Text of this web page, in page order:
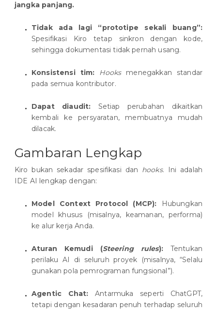
jangka panjang.
Tidak ada lagi “prototipe sekali buang”:
Spesifikasi Kiro tetap sinkron dengan kode,
sehingga dokumentasi tidak pernah usang.
Konsistensi tim: Hooksmenegakkan standar
pada semua kontributor.
Dapat diaudit: Setiap perubahan dikaitkan
kembali ke persyaratan, membuatnya mudah
dilacak.
Gambaran Lengkap
Kiro bukan sekadar spesifikasi dan hooks. Ini adalah
IDE AI lengkap dengan:
Model Context Protocol (MCP): Hubungkan
model khusus (misalnya, keamanan, performa)
ke alur kerja Anda.
Aturan Kemudi (Steering rules):Tentukan
perilaku AI di seluruh proyek (misalnya, “Selalu
gunakan pola pemrograman fungsional”).
Agentic Chat: Antarmuka seperti ChatGPT,
tetapi dengan kesadaran penuh terhadap seluruh